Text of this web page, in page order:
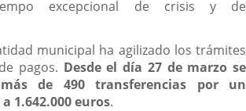
excepcional de crisis y de
municipal ha agilizado los trámites
pagos. Desde el día 27 de marzo se
de 490 transferencias por un
1.642.000 euros.